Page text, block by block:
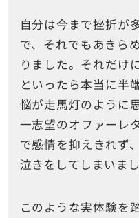
自分は今まで挫折が
で、それでもあきら
りました。それだけ
といったら本当に半
悩が走馬灯のように
一志望のオファーレ
で感情を抑えきれず
泣きをしてしまいまし
このような実体験を